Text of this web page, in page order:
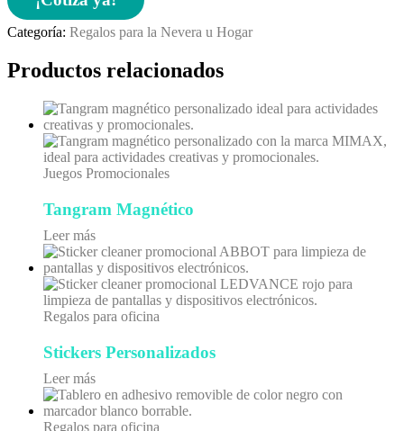
Categoría: Regalos para la Nevera u Hogar
Productos relacionados
Juegos Promocionales
Tangram Magnético
Leer más
Regalos para oficina
Stickers Personalizados
Leer más
Regalos para oficina